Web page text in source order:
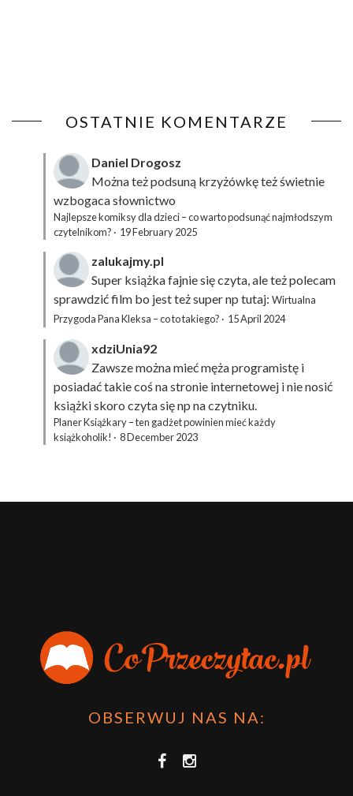
OSTATNIE KOMENTARZE
Daniel Drogosz
Można też podsuną krzyżówkęteż świetnie
wzbogaca słownictwo
Najlepsze komiksy dla dzieci – co warto podsunąć najmłodszym
czytelnikom? · 19 February 2025
zalukajmy.pl
Super książka fajnie się czyta, ale też polecam
sprawdzić film bo jest też super np tutaj: Wirtualna
Przygoda Pana Kleksa – co to takiego? · 15 April 2024
xdziUnia92
Zawsze można mieć męża programistę i
posiadać takie coś na stronie internetowej i nie nosić
książki skoro czyta się np na czytniku.
Planer Książkary – ten gadżet powinien mieć każdy
książkoholik! · 8 December 2023
OBSERWUJ NAS NA: